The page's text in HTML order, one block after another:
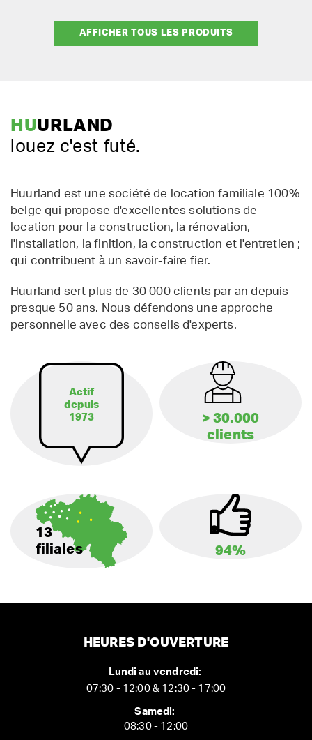
AFFICHER TOUS LES PRODUITS
HUURLAND
louez c'est futé.
Huurland est une société de location familiale 100%
belge qui propose d'excellentes solutions de
location pour la construction, la rénovation,
l'installation, la finition, la construction et l'entretien ;
qui contribuent à un savoir-faire fier.
Huurland sert plus de 30 000 clients par an depuis
presque 50 ans. Nous défendons une approche
personnelle avec des conseils d'experts.
Actif
depuis
1973
> 30.000
clients
13
filiales
94%
HEURES D'OUVERTURE
Lundi au vendredi:
07:30 - 12:00 & 12:30 - 17:00
Samedi:
08:30 - 12:00